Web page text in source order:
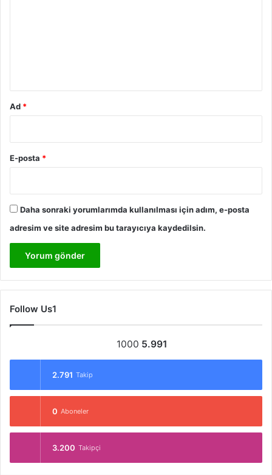
Ad *
E-posta *
Daha sonraki yorumlarımda kullanılması için adım, e-posta
adresim ve site adresim bu tarayıcıya kaydedilsin.
Follow Us1
1000 5.991
2.791 Takip
0 Aboneler
3.200 Takipçi